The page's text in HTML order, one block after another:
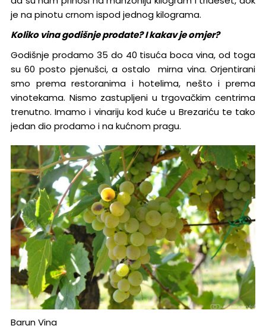
je na pinotu crnom ispod jednog kilograma.
Koliko vina godišnje prodate? I kakav je omjer?
Godišnje prodamo 35 do 40 tisuća boca vina, od toga
su 60 posto pjenušci, a ostalo mirna vina. Orjentirani
smo prema restoranima i hotelima, nešto i prema
vinotekama. Nismo zastupljeni u trgovačkim centrima
trenutno. Imamo i vinariju kod kuće u Brezariću te tako
jedan dio prodamo i na kućnom pragu.
Barun Vina